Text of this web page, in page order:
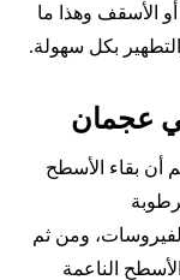
الأسقف وهذا ما
بكل سهولة.
عجمان
أن بقاء الأسطح
ومن ثم
الناعمة